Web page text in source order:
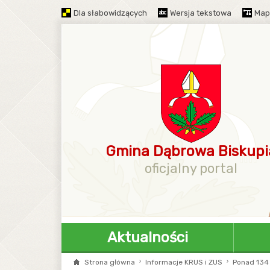
Dla słabowidzących Wersja tekstowa
Gmina Dąbrowa
oficjalny portal
Aktualności
Strona główna Informacje KRUS i ZUS Ponad